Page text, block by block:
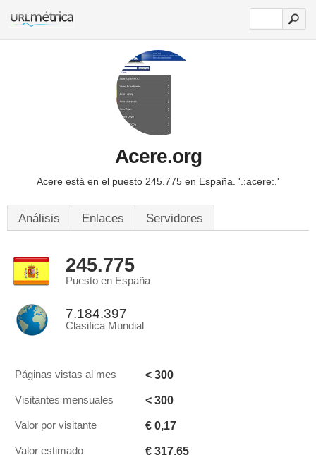
Acere.org
Acere está en el puesto 245.775 en España. '.:acere:.'
Análisis Enlaces Servidores
245.775
Puesto en España
7.184.397
Clasifica Mundial
Páginas vistas al mes < 300
Visitantes mensuales < 300
Valor por visitante € 0,17
Valor estimado € 317,65